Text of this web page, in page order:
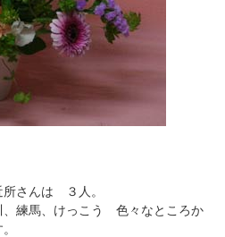
さんは ３人。
練馬、けっこう 色々なところか